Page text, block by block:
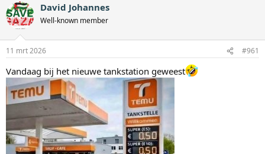
e
r
p
s
t
a
r
t
e
r
a
t
m
David Johannes
Well-known member
11 mrt 2026 #961
Vandaag bij het nieuwe tankstation geweest